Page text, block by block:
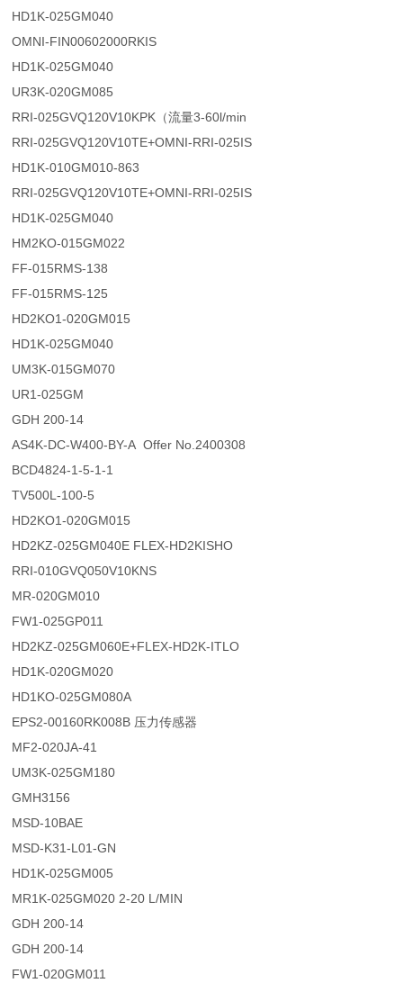
HD1K-025GM040
OMNI-FIN00602000RKIS
HD1K-025GM040
UR3K-020GM085
RRI-025GVQ120V10KPK（流量3-60l/min
RRI-025GVQ120V10TE+OMNI-RRI-025IS
HD1K-010GM010-863
RRI-025GVQ120V10TE+OMNI-RRI-025IS
HD1K-025GM040
HM2KO-015GM022
FF-015RMS-138
FF-015RMS-125
HD2KO1-020GM015
HD1K-025GM040
UM3K-015GM070
UR1-025GM
GDH 200-14
AS4K-DC-W400-BY-A Offer No.2400308
BCD4824-1-5-1-1
TV500L-100-5
HD2KO1-020GM015
HD2KZ-025GM040E FLEX-HD2KISHO
RRI-010GVQ050V10KNS
MR-020GM010
FW1-025GP011
HD2KZ-025GM060E+FLEX-HD2K-ITLO
HD1K-020GM020
HD1KO-025GM080A
EPS2-00160RK008B 压力传感器
MF2-020JA-41
UM3K-025GM180
GMH3156
MSD-10BAE
MSD-K31-L01-GN
HD1K-025GM005
MR1K-025GM020 2-20 L/MIN
GDH 200-14
GDH 200-14
FW1-020GM011